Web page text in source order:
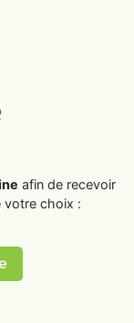
afin de recevoir
votre choix :